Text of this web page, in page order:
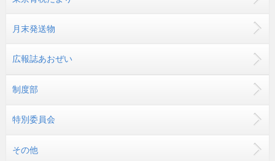
月末発送物
広報誌あおぜい
制度部
特別委員会
その他